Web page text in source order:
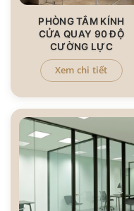
PHÒNG TẮM KÍNH
CỬA QUAY 90 ĐỘ
CƯỜNG LỰC
Xem chi tiết